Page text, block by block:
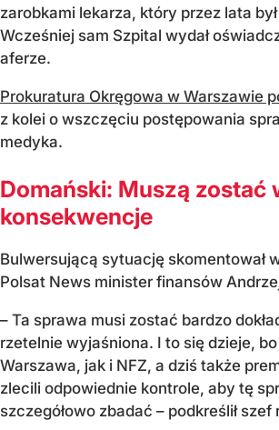
zarobkami lekarza, który przez lata
Wcześniej sam Szpital wydał
aferze.
Prokuratura Okręgowa w Warszawie
z kolei o wszczęciu postępowania
medyka.
Domański: Muszą zostać
konsekwencje
Bulwersującą sytuację skomentował
Polsat News minister finansów
– Ta sprawa musi zostać bardzo
rzetelnie wyjaśniona. I to się dzieje,
Warszawa, jak i NFZ, a dziś także
zlecili odpowiednie kontrole, aby tę
szczegółowo zbadać – podkreślił